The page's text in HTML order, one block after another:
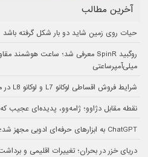
آخرین مطالب
حیات روی زمین شاید دو بار شکل گرفته باشد
میلی‌آمپرساعتی
شرایط فروش اقساطی لوکانو L7 و لوکانو L8 در مرداد 1405 اعلام شد
نقطه مقابل دژاوو؛ ژامه‌وو، پدیده‌ای عجیب که
ChatGPT به ابزارهای حرفه‌ای ادوبی مجهز شد؛ از فتوشاپ تا Acrobat
دریای خزر در بحران؛ تغییرات اقلیمی و